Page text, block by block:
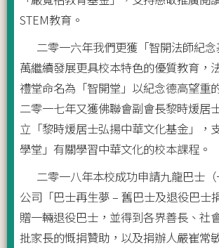
STEM教育。
二零一六年我們更獲「智開法師紀念
萬繼續發展更具校本特色的優質教育，
禮堂命名為「智開堂」以紀念德高望重
二零一七年又獲佛聯會副會長黎時煖居
立「黎時煖居士弘揚中華文化基金」，
學堂」有關學習中華文化的校本課程。
二零一八年本校成功申請九龍巴士（
公司「巴士再生夢 – 舊巴士及退役巴士
贈一輛退役巴士，並得到各界善長、社
批家長的慨捐贊助，以及捐辦人嚴崔常